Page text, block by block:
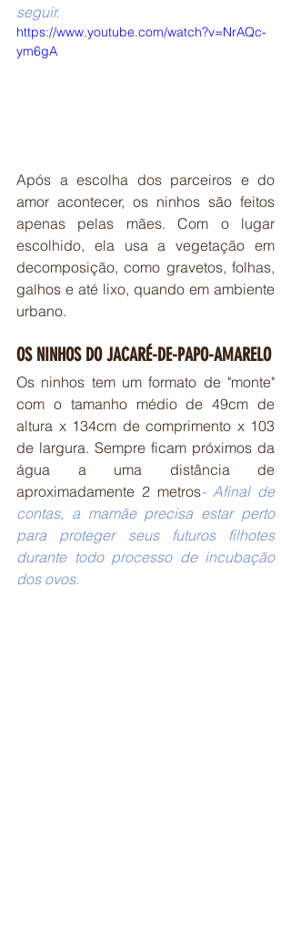
seguir.
https://www.youtube.com/watch?v=NrAQc-
ym6gA
Após a escolha dos parceiros e do
amor acontecer, os ninhos são feitos
apenas pelas mães. Com o lugar
escolhido, ela usa a vegetação em
decomposição, como gravetos, folhas,
galhos e até lixo, quando em ambiente
urbano.
OS NINHOS DO JACARÉ-DE-PAPO-AMARELO
Os ninhos tem um formato de "monte"
com o tamanho médio de 49cm de
altura x 134cm de comprimento x 103
de largura. Sempre ficam próximos da
água a uma distância de
aproximadamente 2 metros- Afinal de
contas, a mamãe precisa estar perto
para proteger seus futuros filhotes
durante todo processo de incubação
dos ovos.